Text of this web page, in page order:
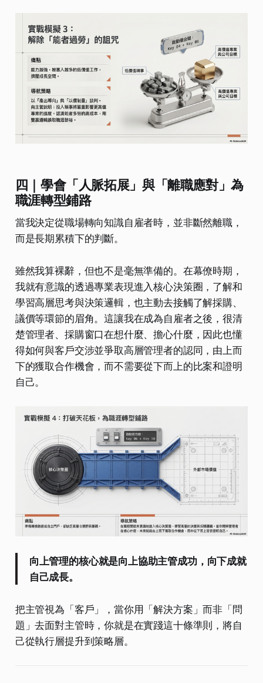
四｜學會「人脈拓展」與「離職應對」為
職涯轉型鋪路
當我決定從職場轉向知識自雇者時，並非斷然離職，
而是長期累積下的判斷。
雖然我算裸辭，但也不是毫無準備的。在幕僚時期，
我就有意識的透過專業表現進入核心決策圈，了解和
學習高層思考與決策邏輯，也主動去接觸了解採購、
議價等環節的眉角。這讓我在成為自雇者之後，很清
楚管理者、採購窗口在想什麼、擔心什麼，因此也懂
得如何與客戶交涉並爭取高層管理者的認同，由上而
下的獲取合作機會，而不需要從下而上的比案和證明
自己。
向上管理的核心就是向上協助主管成功，向下成就
自己成長。
把主管視為「客戶」，當你用「解決方案」而非「問
題」去面對主管時，你就是在實踐這十條準則，將自
己從執行層提升到策略層。